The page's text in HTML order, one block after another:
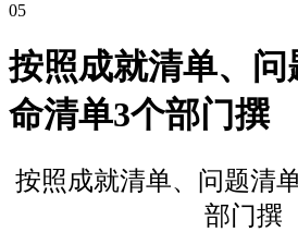
05
按照成就清单、问
命清单3个部门撰
按照成就清单、问题清
部门撰